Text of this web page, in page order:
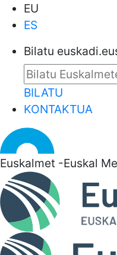
EU
ES
Bilatu
BILATU
KONTAKTUA
Euskalmet -Euskal